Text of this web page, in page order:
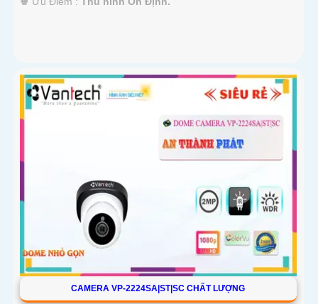
CAMERA VP-2224SA|ST|SC CHẤT LƯỢNG